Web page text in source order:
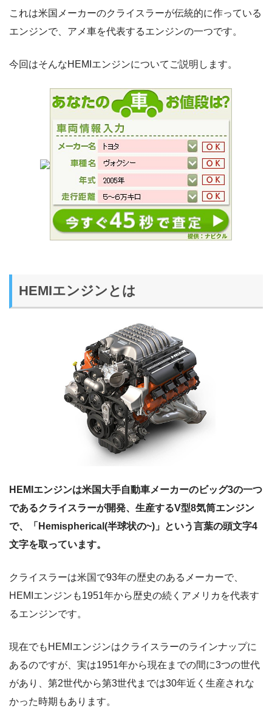
これは米国メーカーのクライスラーが伝統的に作っている
エンジンで、アメ車を代表するエンジンの一つです。
今回はそんなHEMIエンジンについてご説明します。
HEMIエンジンとは
HEMIエンジンは米国大手自動車メーカーのビッグ3の一つ
であるクライスラーが開発、生産するV型8気筒エンジン
で、「Hemispherical(半球状の~)」という言葉の頭文字4
文字を取っています。
クライスラーは米国で93年の歴史のあるメーカーで、
HEMIエンジンも1951年から歴史の続くアメリカを代表す
るエンジンです。
現在でもHEMIエンジンはクライスラーのラインナップに
あるのですが、実は1951年から現在までの間に3つの世代
があり、第2世代から第3世代までは30年近く生産されな
かった時期もあります。